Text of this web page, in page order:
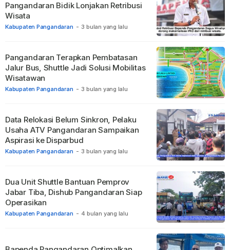
Kabupaten Pangandaran - 3 bulan yang lalu
Pangandaran Bidik Lonjakan Retribusi
Wisata
Kabupaten Pangandaran - 3 bulan yang lalu
Pangandaran Terapkan Pembatasan
Jalur Bus, Shuttle Jadi Solusi Mobilitas
Wisatawan
Kabupaten Pangandaran - 3 bulan yang lalu
Data Relokasi Belum Sinkron, Pelaku
Usaha ATV Pangandaran Sampaikan
Aspirasi ke Disparbud
Kabupaten Pangandaran - 4 bulan yang lalu
Dua Unit Shuttle Bantuan Pemprov
Jabar Tiba, Dishub Pangandaran Siap
Operasikan